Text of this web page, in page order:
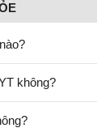
không?